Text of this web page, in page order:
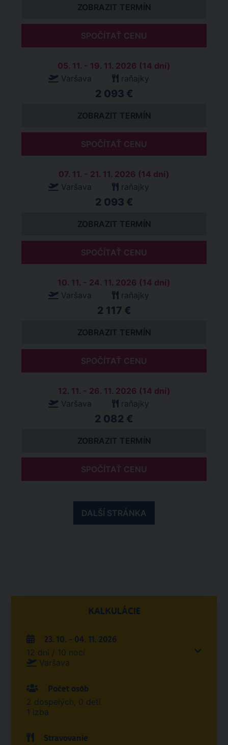
ZOBRAZIT TERMÍN
SPOČÍTAŤ CENU
05. 11. - 19. 11. 2026 (14 dní)
Varšava
raňajky
2 093 €
ZOBRAZIT TERMÍN
SPOČÍTAŤ CENU
07. 11. - 21. 11. 2026 (14 dní)
Varšava
raňajky
2 093 €
ZOBRAZIT TERMÍN
SPOČÍTAŤ CENU
10. 11. - 24. 11. 2026 (14 dní)
Varšava
raňajky
2 117 €
ZOBRAZIT TERMÍN
SPOČÍTAŤ CENU
12. 11. - 26. 11. 2026 (14 dní)
Varšava
raňajky
2 082 €
ZOBRAZIT TERMÍN
SPOČÍTAŤ CENU
DALŠÍ STRÁNKA
KALKULÁCIE
23. 10. - 04. 11. 2026
12 dní / 10 nocí
Varšava
Počet osôb
2 dospelých, 0 detí
1 izba
Stravovanie